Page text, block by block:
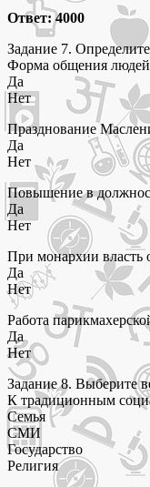
Ответ: 4000
Задание 7.
Форма общения людей
Да
Нет
Празднование
Да
Нет
Повышение в
Да
Нет
При монархии власть
Да
Нет
Работа
Да
Нет
Задание 8. Выберите
К традиционным
Семья
СМИ
Государство
Религия